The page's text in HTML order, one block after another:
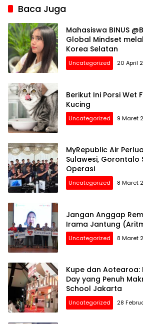
Baca Juga
Mahasiswa BINUS
Global Mindset
Korea Selatan
Uncategorized 20 April
Berikut Ini Porsi Wet
Kucing
Uncategorized 9 Maret
MyRepublic Air
Sulawesi, Gorontalo
Operasi
Uncategorized 8 Maret
Jangan Anggap
Irama Jantung
Uncategorized 8 Maret
Kupe dan Aotearoa:
Day yang Penuh
School Jakarta
Uncategorized 28